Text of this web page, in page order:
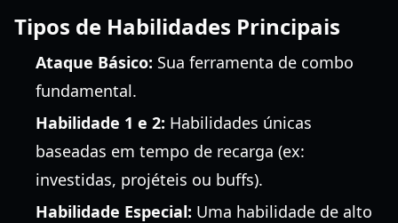
Tipos de Habilidades Principais
Ataque Básico: Sua ferramenta de combo
fundamental.
Habilidade 1 e 2: Habilidades únicas
baseadas em tempo de recarga (ex:
investidas, projéteis ou buffs).
Habilidade Especial: Uma habilidade de alto